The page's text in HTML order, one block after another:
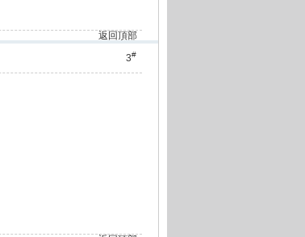
返回頂部
3#